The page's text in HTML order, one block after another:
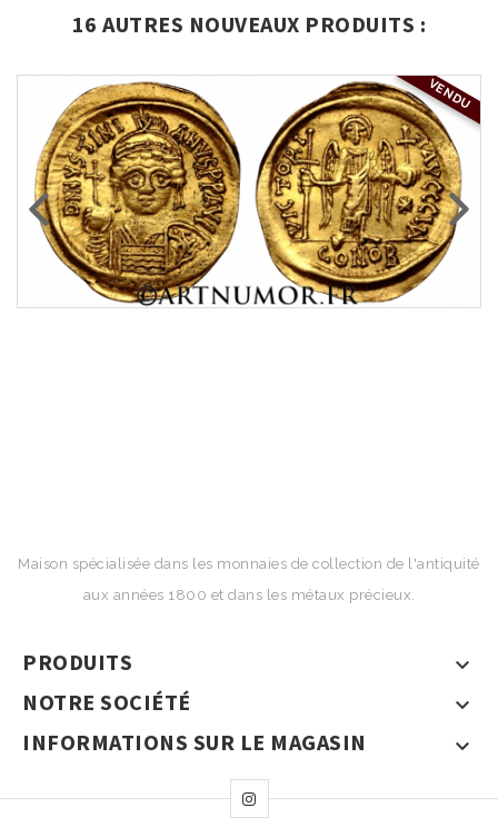
16 AUTRES NOUVEAUX PRODUITS :
VENDU
Maison spécialisée dans les monnaies de collection de l'antiquité
aux années 1800 et dans les métaux précieux.
PRODUITS 
NOTRE SOCIÉTÉ 
INFORMATIONS SUR LE MAGASIN 